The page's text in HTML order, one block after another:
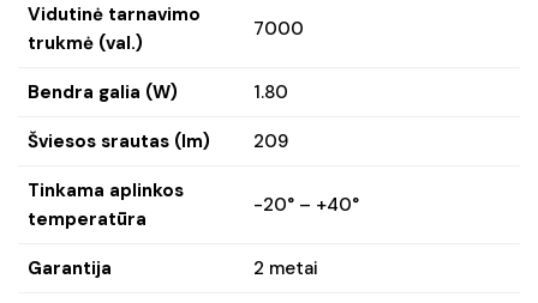
Vidutinė tarnavimo
trukmė (val.)
7000
Bendra galia (W) 1.80
Šviesos srautas (lm) 209
Tinkama aplinkos
temperatūra
-20° – +40°
Garantija 2 metai